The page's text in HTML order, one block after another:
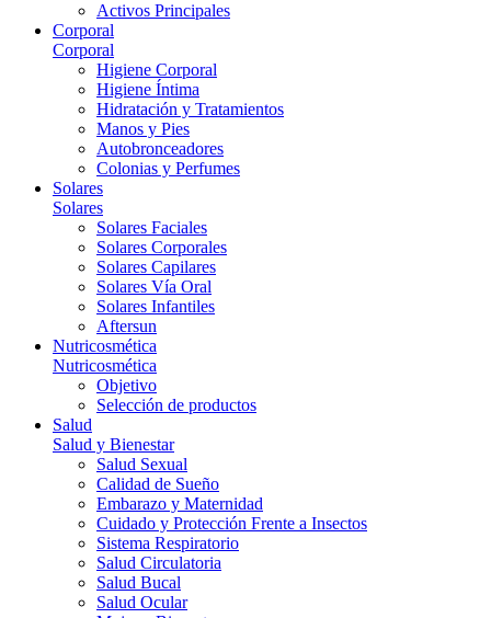
Activos Principales
Corporal
Corporal
Higiene Corporal
Higiene Íntima
Hidratación y Tratamientos
Manos y Pies
Autobronceadores
Colonias y Perfumes
Solares
Solares
Solares Faciales
Solares Corporales
Solares Capilares
Solares Vía Oral
Solares Infantiles
Aftersun
Nutricosmética
Nutricosmética
Objetivo
Selección de productos
Salud
Salud y Bienestar
Salud Sexual
Calidad de Sueño
Embarazo y Maternidad
Cuidado y Protección Frente a Insectos
Sistema Respiratorio
Salud Circulatoria
Salud Bucal
Salud Ocular